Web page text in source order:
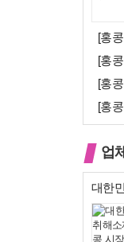
[홍
[홍
[홍
[홍
업